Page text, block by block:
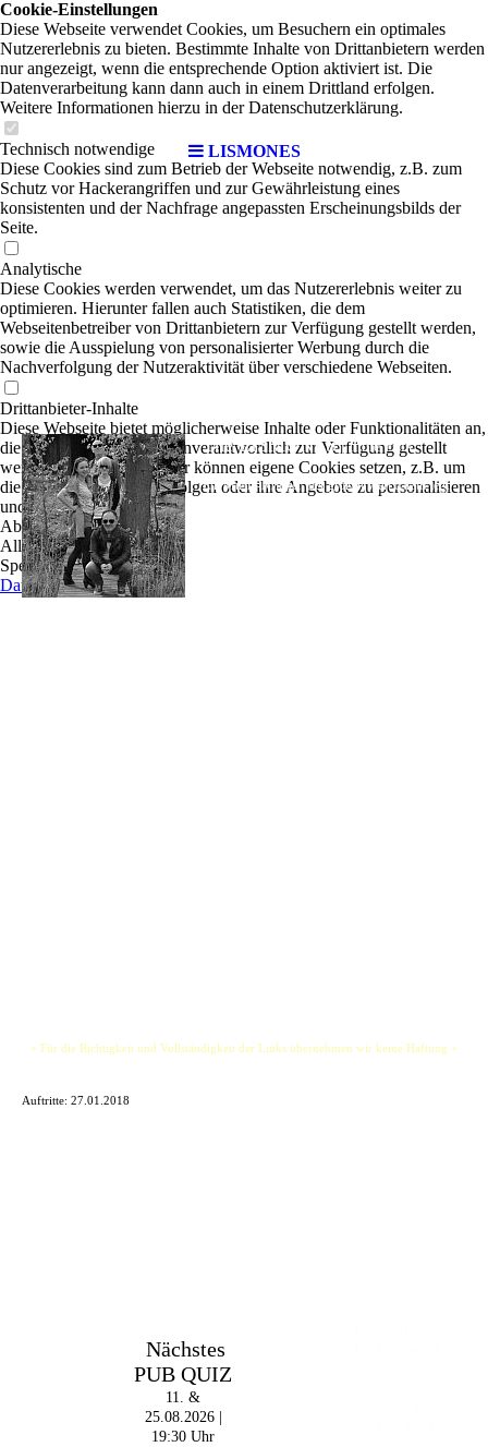
LISMONES
The LISMONES|Indie Folk
Ein Musik-Kritiker, der großen Wert darauf legt,
+ Für die Richtigkeit und Vollständigkeit der Links übernehmen wir keine Haftung +
Auftritte: 27.01.2018
Nächstes
PUB QUIZ
11. &
25.08.2026 |
19:30 Uhr
Cookie-Einstellungen
Diese Webseite verwendet Cookies, um Besuchern ein optimales
Nutzererlebnis zu bieten. Bestimmte Inhalte von Drittanbietern werden
nur angezeigt, wenn die entsprechende Option aktiviert ist. Die
Datenverarbeitung kann dann auch in einem Drittland erfolgen.
Weitere Informationen hierzu in der Datenschutzerklärung.
Technisch notwendige
Diese Cookies sind zum Betrieb der Webseite notwendig, z.B. zum
Schutz vor Hackerangriffen und zur Gewährleistung eines
konsistenten und der Nachfrage angepassten Erscheinungsbilds der
Seite.
Analytische
Diese Cookies werden verwendet, um das Nutzererlebnis weiter zu
optimieren. Hierunter fallen auch Statistiken, die dem
Webseitenbetreiber von Drittanbietern zur Verfügung gestellt werden,
sowie die Ausspielung von personalisierter Werbung durch die
Nachverfolgung der Nutzeraktivität über verschiedene Webseiten.
Drittanbieter-Inhalte
Diese Webseite bietet möglicherweise Inhalte oder Funktionalitäten an,
die von Drittanbietern eigenverantwortlich zur Verfügung gestellt
werden. Diese Drittanbieter können eigene Cookies setzen, z.B. um
die Nutzeraktivität zu verfolgen oder ihre Angebote zu personalisieren
und zu optimieren.
Ablehnen
Alle akzeptieren
Speichern
Datenschutz